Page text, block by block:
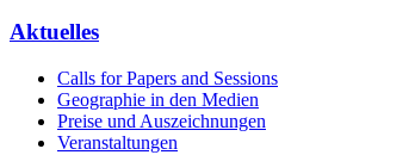
Aktuelles
Calls for Papers and Sessions
Geographie in den Medien
Preise und Auszeichnungen
Veranstaltungen